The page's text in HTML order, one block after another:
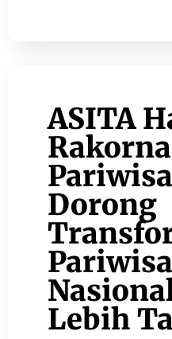
ASITA
Dorong
Lebih